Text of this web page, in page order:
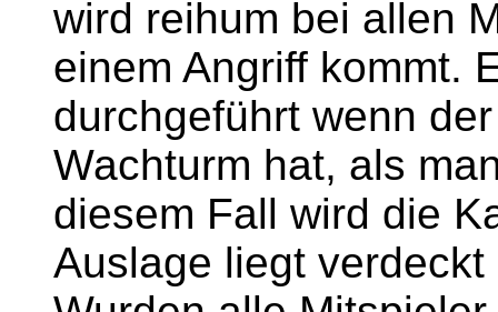
wird reihum bei allen
einem Angriff kommt.
durchgeführt wenn
Wachturm hat, als
diesem Fall wird die
Auslage liegt